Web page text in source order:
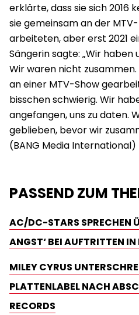
erklärte, dass sie sich 2016
sie gemeinsam an der
arbeiteten, aber erst 2021
Sängerin sagte: „Wir haben
Wir waren nicht
an einer MTV-Show
bisschen schwierig. Wir
angefangen, uns zu daten.
geblieben, bevor wir
PASSEND ZUM
AC/DC-STARS SPRECHEN
NGST‘ BEI AUFTRITTEN IN
MILEY CYRUS
PLATTENLABEL NACH
RECORDS